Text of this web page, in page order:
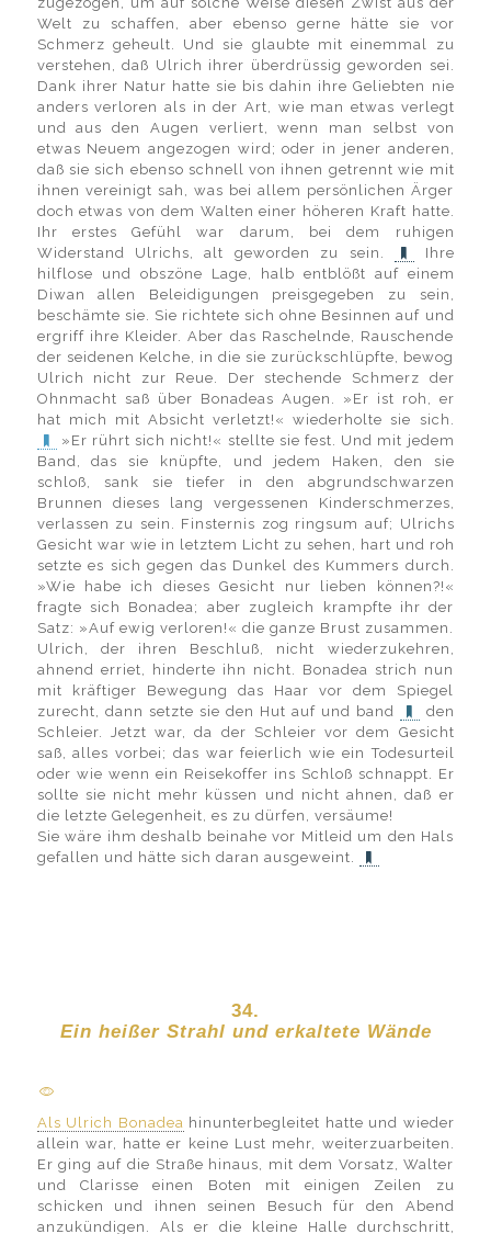
Welt zu schaffen, aber ebenso gerne hätte sie vor
Schmerz geheult. Und sie glaubte mit einemmal zu
verstehen, daß Ulrich ihrer überdrüssig geworden sei.
Dank ihrer Natur hatte sie bis dahin ihre Geliebten nie
anders verloren als in der Art, wie man etwas verlegt
und aus den Augen verliert, wenn man selbst von
etwas Neuem angezogen wird; oder in jener anderen,
daß sie sich ebenso schnell von ihnen getrennt wie mit
ihnen vereinigt sah, was bei allem persönlichen Ärger
doch etwas von dem Walten einer höheren Kraft hatte.
Ihr erstes Gefühl war darum, bei dem ruhigen
Widerstand Ulrichs, alt geworden zu sein.
Ihre
hilflose und obszöne Lage, halb entblößt auf einem
Diwan allen Beleidigungen preisgegeben zu sein,
beschämte sie. Sie richtete sich ohne Besinnen auf und
ergriff ihre Kleider. Aber das Raschelnde, Rauschende
der seidenen Kelche, in die sie zurückschlüpfte, bewog
Ulrich nicht zur Reue. Der stechende Schmerz der
Ohnmacht saß über Bonadeas Augen. »Er ist roh, er
hat mich mit Absicht verletzt!« wiederholte sie sich.
»Er rührt sich nicht!« stellte sie fest. Und mit jedem
Band, das sie knüpfte, und jedem Haken, den sie
schloß, sank sie tiefer in den abgrundschwarzen
Brunnen dieses lang vergessenen Kinderschmerzes,
verlassen zu sein. Finsternis zog ringsum auf; Ulrichs
Gesicht war wie in letztem Licht zu sehen, hart und roh
setzte es sich gegen das Dunkel des Kummers durch.
»Wie habe ich dieses Gesicht nur lieben können?!«
fragte sich Bonadea; aber zugleich krampfte ihr der
Satz: »Auf ewig verloren!« die ganze Brust zusammen.
Ulrich, der ihren Beschluß, nicht wiederzukehren,
ahnend erriet, hinderte ihn nicht. Bonadea strich nun
mit kräftiger Bewegung das Haar vor dem Spiegel
zurecht, dann setzte sie den Hut auf und band
den
Schleier. Jetzt war, da der Schleier vor dem Gesicht
saß, alles vorbei; das war feierlich wie ein Todesurteil
oder wie wenn ein Reisekoffer ins Schloß schnappt. Er
sollte sie nicht mehr küssen und nicht ahnen, daß er
die letzte Gelegenheit, es zu dürfen, versäume!
Sie wäre ihm deshalb beinahe vor Mitleid um den Hals
gefallen und hätte sich daran ausgeweint.
34.
Ein heißer Strahl und erkaltete Wände
Als Ulrich Bonadea hinunterbegleitet hatte und wieder
allein war, hatte er keine Lust mehr, weiterzuarbeiten.
Er ging auf die Straße hinaus, mit dem Vorsatz, Walter
und Clarisse einen Boten mit einigen Zeilen zu
schicken und ihnen seinen Besuch für den Abend
anzukündigen. Als er die kleine Halle durchschritt,